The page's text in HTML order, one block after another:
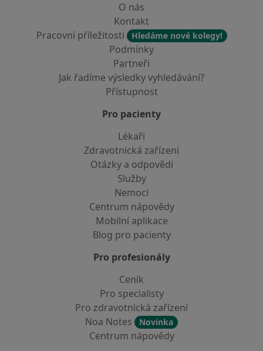
O nás
Kontakt
Pracovní příležitosti
Hledáme nové kolegy!
Podmínky
Partneři
Jak řadíme výsledky vyhledávání?
Přístupnost
Pro pacienty
Lékaři
Zdravotnická zařízení
Otázky a odpovědi
Služby
Nemoci
Centrum nápovědy
Mobilní aplikace
Blog pro pacienty
Pro profesionály
Ceník
Pro specialisty
Pro zdravotnická zařízení
Noa Notes
Novinka
Centrum nápovědy